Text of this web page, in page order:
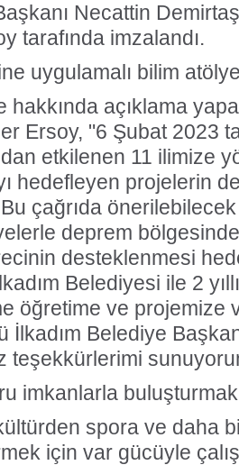
Necattin
tarafında imzalandı.
uygulamalı bilim
hakkında açıklama
Ersoy, "6 Şubat 2023
etkilenen 11 ilimize
hedefleyen projelerin
çağrıda
deprem
desteklenmesi
Belediyesi ile 2
öğretime ve projemize
İlkadım Belediye
teşekkürlerimi
imkanlarla
spora ve daha
için var gücüyle